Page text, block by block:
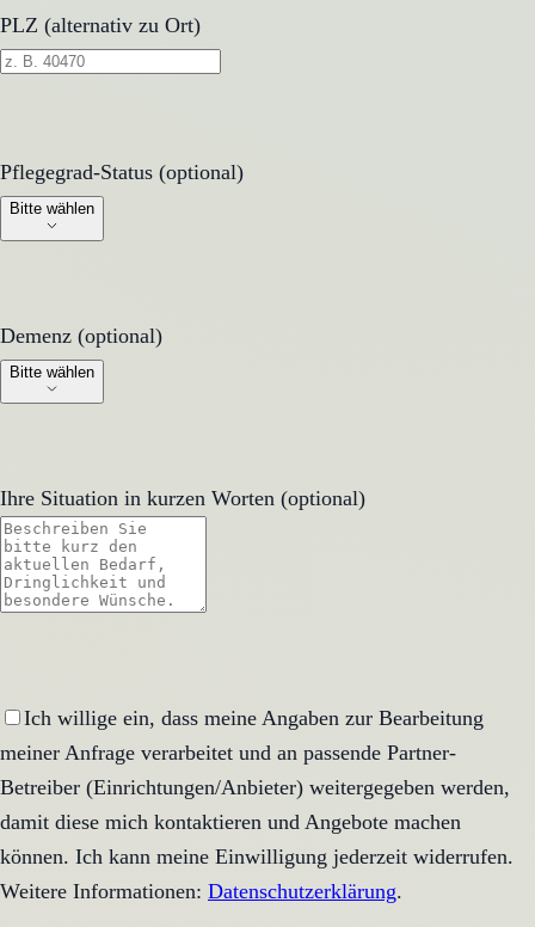
PLZ (alternativ zu Ort)
Pflegegrad-Status (optional)
Pflegegrad-Status (optional)
Bitte wählen
Demenz (optional)
Demenz (optional)
Bitte wählen
Ihre Situation in kurzen Worten (optional)
Ich willige ein, dass meine Angaben zur Bearbeitung
meiner Anfrage verarbeitet und an passende Partner-
Betreiber (Einrichtungen/Anbieter) weitergegeben werden,
damit diese mich kontaktieren und Angebote machen
können. Ich kann meine Einwilligung jederzeit widerrufen.
Weitere Informationen: Datenschutzerklärung.